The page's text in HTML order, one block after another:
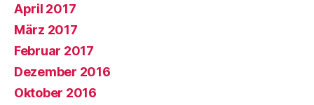
April 2017
März 2017
Februar 2017
Dezember 2016
Oktober 2016